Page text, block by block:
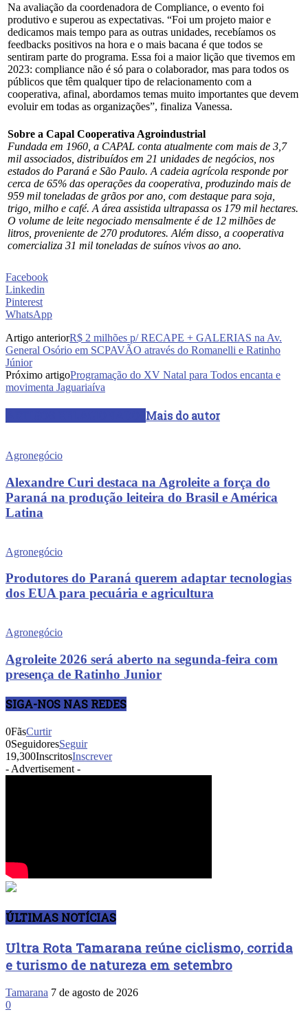
Na avaliação da coordenadora de Compliance, o evento foi
produtivo e superou as expectativas. “Foi um projeto maior e
dedicamos mais tempo para as outras unidades, recebíamos os
feedbacks positivos na hora e o mais bacana é que todos se
sentiram parte do programa. Essa foi a maior lição que tivemos em
2023: compliance não é só para o colaborador, mas para todos os
públicos que têm qualquer tipo de relacionamento com a
cooperativa, afinal, abordamos temas muito importantes que devem
evoluir em todas as organizações”, finaliza Vanessa.
Sobre a Capal Cooperativa Agroindustrial
Fundada em 1960, a CAPAL conta atualmente com mais de 3,7
mil associados, distribuídos em 21 unidades de negócios, nos
estados do Paraná e São Paulo. A cadeia agrícola responde por
cerca de 65% das operações da cooperativa, produzindo mais de
959 mil toneladas de grãos por ano, com destaque para soja,
trigo, milho e café. A área assistida ultrapassa os 179 mil hectares.
O volume de leite negociado mensalmente é de 12 milhões de
litros, proveniente de 270 produtores. Além disso, a cooperativa
comercializa 31 mil toneladas de suínos vivos ao ano.
Facebook
Linkedin
Pinterest
WhatsApp
Artigo anteriorR$ 2 milhões p/ RECAPE + GALERIAS na Av.
General Osório em SCPAVÃO através do Romanelli e Ratinho
Júnior
Próximo artigoProgramação do XV Natal para Todos encanta e
movimenta Jaguariaíva
Mais do autor
Agronegócio
Alexandre Curi destaca na Agroleite a força do
Paraná na produção leiteira do Brasil e América
Latina
Agronegócio
Produtores do Paraná querem adaptar tecnologias
dos EUA para pecuária e agricultura
Agronegócio
Agroleite 2026 será aberto na segunda-feira com
presença de Ratinho Junior
SIGA-NOS NAS REDES
0FãsCurtir
0SeguidoresSeguir
19,300InscritosInscrever
- Advertisement -
ÚLTIMAS NOTÍCIAS
Ultra Rota Tamarana reúne ciclismo, corrida
e turismo de natureza em setembro
Tamarana 7 de agosto de 2026
0